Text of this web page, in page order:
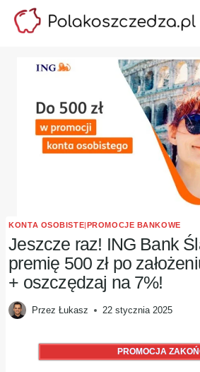
Przejdź
KONTA OSOBISTE|PROMOCJE BANKOWE
Jeszcze raz! ING Bank
premię 500 zł po
+ oszczędzaj na 7%!
Przez Łukasz 22 stycznia 2025
PROMOCJA